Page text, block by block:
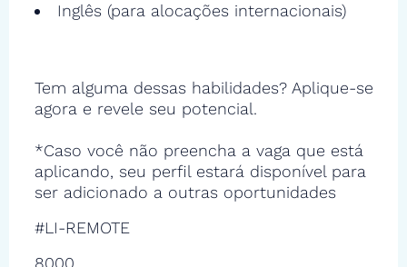
Inglês (para alocações internacionais)
Tem alguma dessas habilidades? Aplique-se
agora e revele seu potencial.
*Caso você não preencha a vaga que está
aplicando, seu perfil estará disponível para
ser adicionado a outras oportunidades
#LI-REMOTE
8000